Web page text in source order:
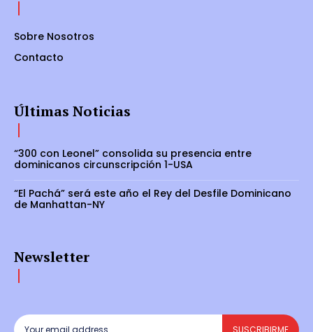
Sobre Nosotros
Contacto
Últimas Noticias
“300 con Leonel” consolida su presencia entre
dominicanos circunscripción 1-USA
“El Pachá” será este año el Rey del Desfile Dominicano
de Manhattan-NY
Newsletter